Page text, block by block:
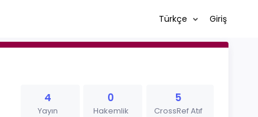
Türkçe Giriş
4
Yayın
0
Hakemlik
5
CrossRef Atıf